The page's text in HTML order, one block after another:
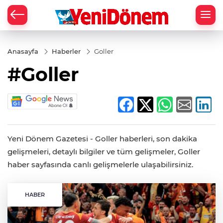
Anasayfa Haberler Goller
#Goller
Yeni Dönem Gazetesi - Goller haberleri, son dakika
gelişmeleri, detaylı bilgiler ve tüm gelişmeler, Goller
haber sayfasında canlı gelişmelerle ulaşabilirsiniz.
HABER